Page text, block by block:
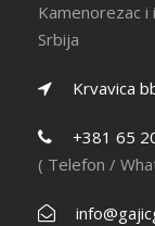
Kamenorezac
Srbija
Krvavica
+381 65
( Telefon /